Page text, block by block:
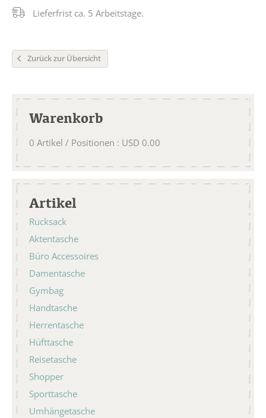
Lieferfrist ca. 5 Arbeitstage.
Zurück zur Übersicht
Warenkorb
0 Artikel / Positionen : USD 0.00
Artikel
Rucksack
Aktentasche
Büro Accessoires
Damentasche
Gymbag
Handtasche
Herrentasche
Hüfttasche
Reisetasche
Shopper
Sporttasche
Umhängetasche